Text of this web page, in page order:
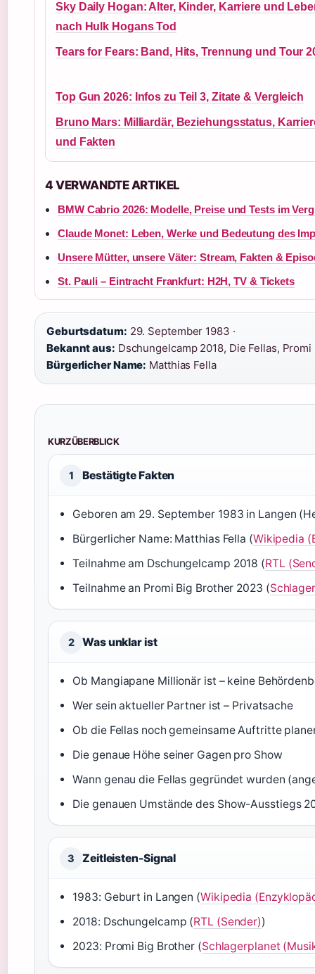
Sky Daily Hogan: Alter, Kinder, Karriere und
nach Hulk Hogans Tod
Tears for Fears: Band, Hits, Trennung und Tour
Top Gun 2026: Infos zu Teil 3, Zitate & Vergleich
Bruno Mars: Milliardär, Beziehungsstatus,
und Fakten
4 VERWANDTE ARTIKEL
BMW Cabrio 2026: Modelle, Preise und Tests im
Claude Monet: Leben, Werke und Bedeutung des
Unsere Mütter, unsere Väter: Stream, Fakten &
St. Pauli – Eintracht Frankfurt: H2H, TV & Tickets
Geburtsdatum: 29. September 1983 ·
Bekannt aus: Dschungelcamp 2018, Die Fellas,
Bürgerlicher Name: Matthias Fella
KURZÜBERBLICK
1 Bestätigte Fakten
Geboren am 29. September 1983 in Langen
Bürgerlicher Name: Matthias Fella (Wikipedia
Teilnahme am Dschungelcamp 2018 (RTL
Teilnahme an Promi Big Brother 2023 (
2 Was unklar ist
Ob Mangiapane Millionär ist – keine
Wer sein aktueller Partner ist – Privatsache
Ob die Fellas noch gemeinsame Auftritte
Die genaue Höhe seiner Gagen pro Show
Wann genau die Fellas gegründet wurden
Die genauen Umstände des Show-Ausstiegs
3 Zeitleisten-Signal
1983: Geburt in Langen (Wikipedia
2018: Dschungelcamp (RTL (Sender))
2023: Promi Big Brother (Schlagerplanet